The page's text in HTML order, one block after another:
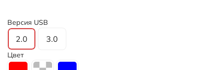
Версия USB
2.0 3.0
Цвет